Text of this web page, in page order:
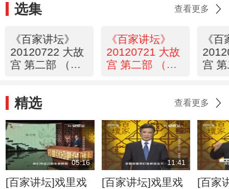
选集 查看更多
《百家讲坛》
20120722 大故
宫 第二部 （十
《百家讲坛》
20120721 大故
宫 第二部 （十
《
宫
精选 查看更多
05:16
[百家讲坛]戏里戏
11:41
[百家讲坛]戏里戏
[百家